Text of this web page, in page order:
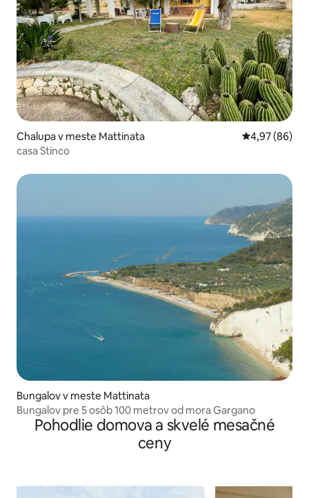
Chalupa v meste Mattinata Priemerné
4,97 (86)
casa Stinco
Bungalov v meste Mattinata
Bungalov pre 5 osôb 100 metrov od mora Gargano
Pohodlie domova a skvelé mesačné
ceny